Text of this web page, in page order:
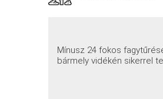
Mínusz 24 fokos
bármely vidékén sikerrel